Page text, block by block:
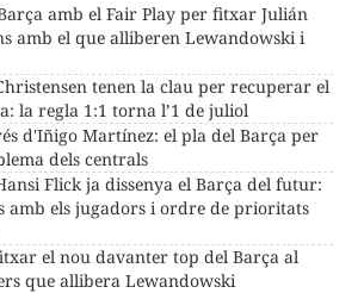
amb el Fair Play per fitxar Julián
amb el que alliberen Lewandowski i
tenen la clau per recuperar el
la regla 1:1 torna l’1 de juliol
d'Iñigo Martínez: el pla del Barça per
dels centrals
Flick ja dissenya el Barça del futur:
amb els jugadors i ordre de prioritats
el nou davanter top del Barça al
que allibera Lewandowski